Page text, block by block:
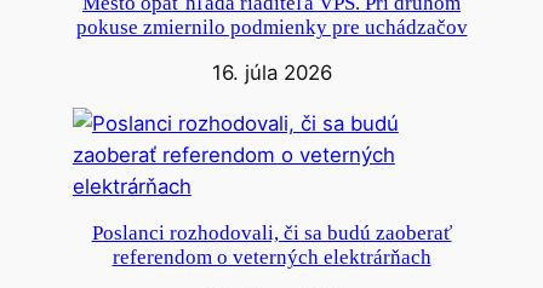
pokuse zmiernilo podmienky pre uchádzačov
16. júla 2026
Poslanci rozhodovali, či sa budú zaoberať
referendom o veterných elektrárňach